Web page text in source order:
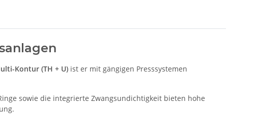
Kontur (TH + U) ist er mit gängigen Presssystemen
sowie die integrierte Zwangsundichtigkeit bieten hohe